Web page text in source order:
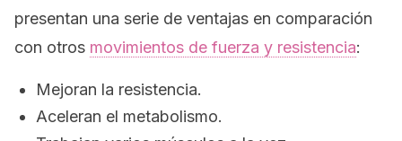
presentan una serie de ventajas en comparación
con otros movimientos de fuerza y resistencia:
Mejoran la resistencia.
Aceleran el metabolismo.